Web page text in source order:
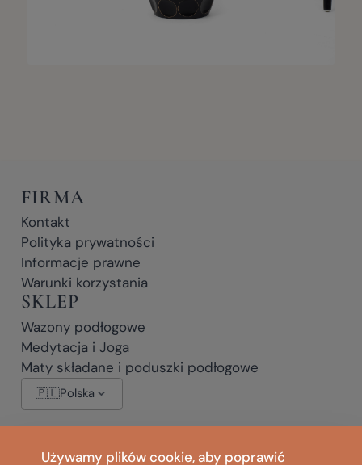
Używamy plików cookie, aby poprawić
FIRMA
Kontakt
Polityka prywatności
Informacje prawne
Warunki korzystania
SKLEP
Wazony podłogowe
Medytacja i Joga
Maty składane i poduszki podłogowe
🇵🇱Polska
* Linki partnerskie: jeśli klikniesz link oznaczony * i dokonasz zakupu,